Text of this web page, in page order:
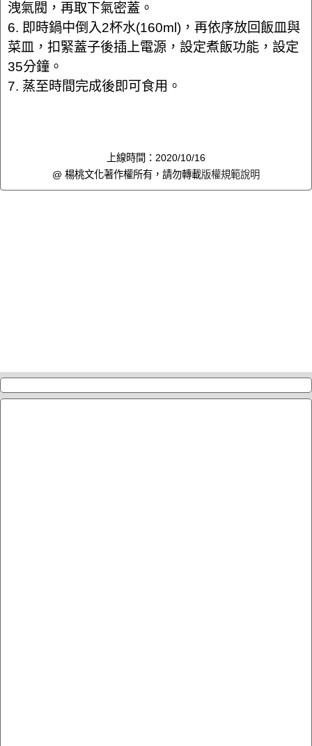
洩氣閥，再取下氣密蓋。
6. 即時鍋中倒入2杯水(160ml)，再依序放回飯皿與
菜皿，扣緊蓋子後插上電源，設定煮飯功能，設定
35分鐘。
7. 蒸至時間完成後即可食用。
上線時間：2020/10/16
@ 楊桃文化著作權所有，請勿轉載版權規範說明